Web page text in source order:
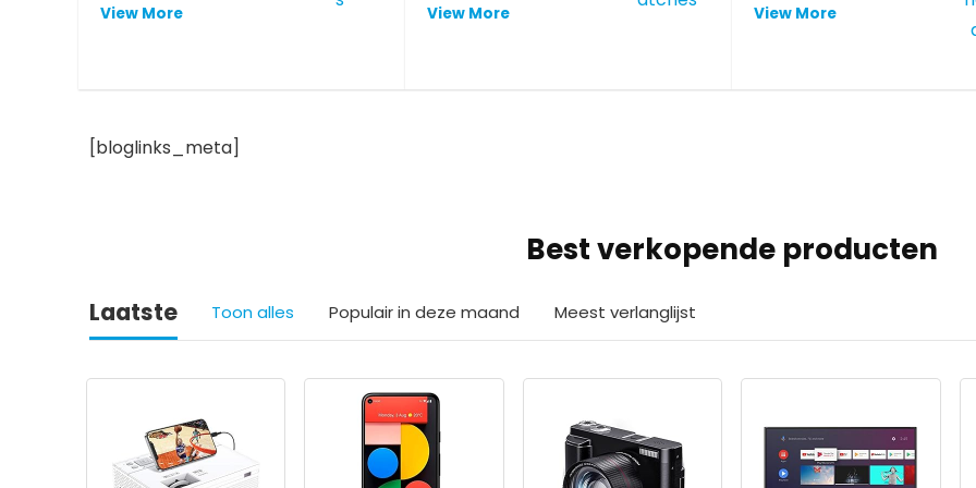
View More View More View More
[bloglinks_meta]
Best verkopende producten
Laatste Toon alles Populair in deze maand Meest verlanglijst